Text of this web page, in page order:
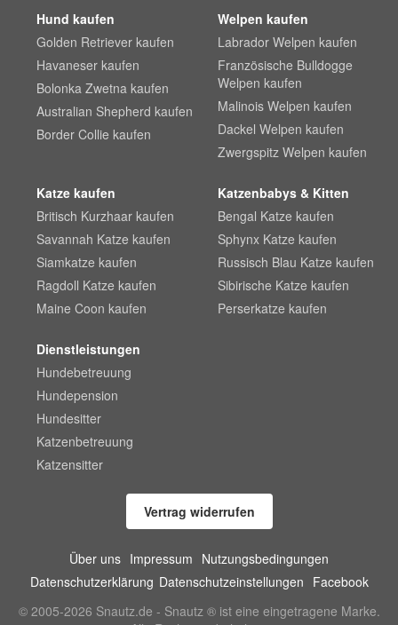
Hund kaufen
Golden Retriever kaufen
Havaneser kaufen
Bolonka Zwetna kaufen
Australian Shepherd kaufen
Border Collie kaufen
Welpen kaufen
Labrador Welpen kaufen
Französische Bulldogge
Welpen kaufen
Malinois Welpen kaufen
Dackel Welpen kaufen
Zwergspitz Welpen kaufen
Katze kaufen
Britisch Kurzhaar kaufen
Savannah Katze kaufen
Siamkatze kaufen
Ragdoll Katze kaufen
Maine Coon kaufen
Katzenbabys & Kitten
Bengal Katze kaufen
Sphynx Katze kaufen
Russisch Blau Katze kaufen
Sibirische Katze kaufen
Perserkatze kaufen
Dienstleistungen
Hundebetreuung
Hundepension
Hundesitter
Katzenbetreuung
Katzensitter
Vertrag widerrufen
Über uns Impressum Nutzungsbedingungen
Datenschutzerklärung Datenschutzeinstellungen Facebook
© 2005-2026 Snautz.de - Snautz ® ist eine eingetragene Marke.